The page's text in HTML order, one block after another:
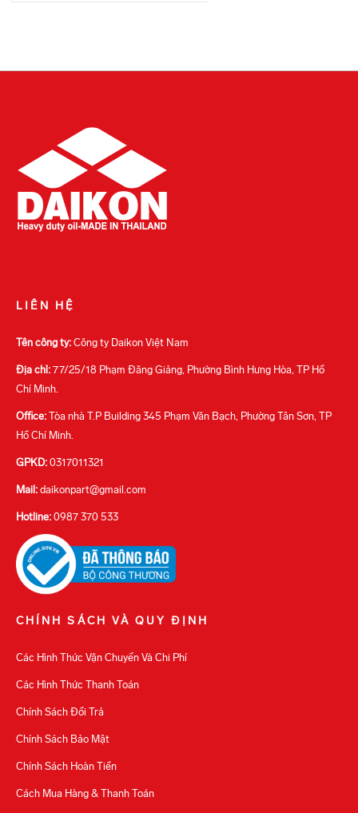
LIÊN HỆ
Tên công ty: Công ty Daikon Việt Nam
Địa chỉ: 77/25/18 Phạm Đăng Giảng, Phường Bình Hưng Hòa, TP Hồ
Chí Minh.
Office: Tòa nhà T.P Building 345 Phạm Văn Bạch, Phường Tân Sơn, TP
Hồ Chí Minh.
GPKD: 0317011321
Mail: daikonpart@gmail.com
Hotline: 0987 370 533
CHÍNH SÁCH VÀ QUY ĐỊNH
Các Hình Thức Vận Chuyển Và Chi Phí
Các Hình Thức Thanh Toán
Chính Sách Đổi Trả
Chính Sách Bảo Mật
Chính Sách Hoàn Tiền
Cách Mua Hàng & Thanh Toán